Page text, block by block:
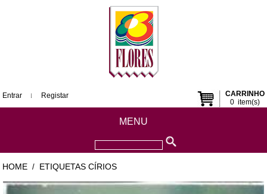
CARRINHO
0item(s)
Entrar Registar
MENU
HOME / ETIQUETAS CÍRIOS